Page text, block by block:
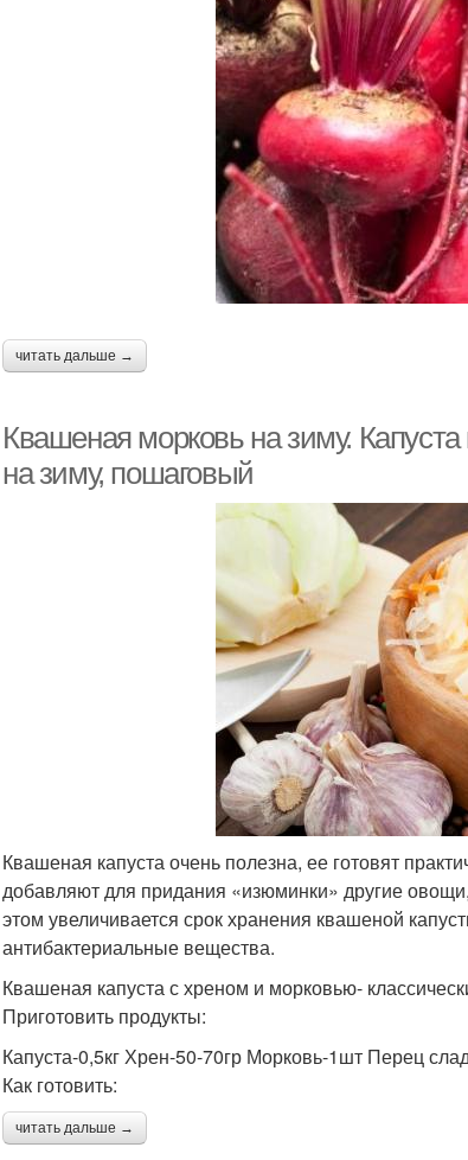
читать дальше →
Квашеная морковь на зиму.
на зиму, пошаговый
Квашеная капуста очень полезна, ее готовят
добавляют для придания «изюминки» другие
этом увеличивается срок хранения квашеной
антибактериальные вещества.
Квашеная капуста с хреном и морковью-
Приготовить продукты:
Капуста-0,5кг Хрен-50-70гр Морковь-1шт Перец
Как готовить:
читать дальше →